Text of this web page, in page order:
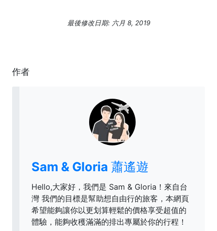
最後修改日期: 六月 8, 2019
作者
Sam & Gloria 蕭遙遊
Hello,大家好，我們是 Sam & Gloria！來自台
灣 我們的目標是幫助想自由行的旅客，本網頁
希望能夠讓你以更划算輕鬆的價格享受超值的
體驗，能夠收穫滿滿的排出專屬於你的行程！